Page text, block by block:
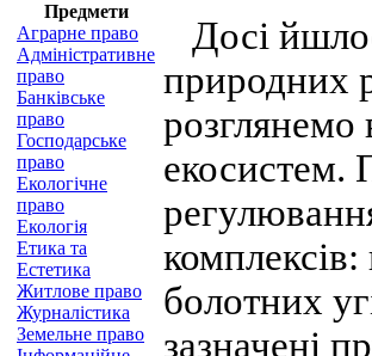
Предмети
Аграрне право
Адміністративне
право
Банківське
право
Господарське
право
Екологічне
право
Екологія
Етика та
Естетика
Житлове право
Журналістика
Земельне право
Досі
природних
розглянемо
екосистем.
болотних
зазначені